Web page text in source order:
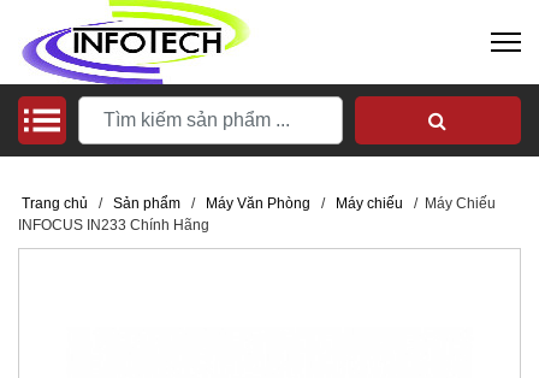
Trang chủ / Sản phẩm / Máy Văn Phòng / Máy chiếu / Máy Chiếu
INFOCUS IN233 Chính Hãng